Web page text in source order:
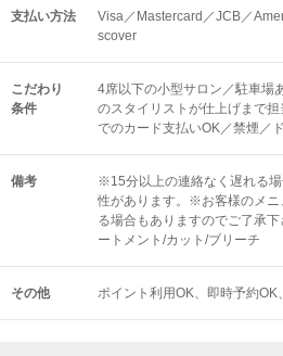
支払い方法
Visa／Mastercard／JCB／
scover
こだわり
条件
4席以下の小型サロン／駐車場
のスタイリストが仕上げまで
でのカード支払いOK／禁煙／
備考
※15分以上の連絡なく遅れる
性があります。※お客様のメ
る場合もありますのでご了承
ートメント/カット/ブリーチ
その他 ポイント利用OK 即時予約OK